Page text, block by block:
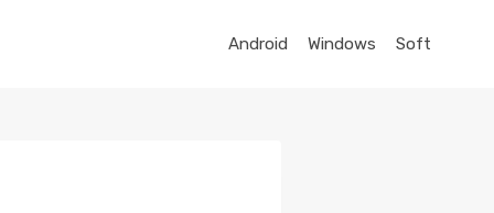
Android Windows Soft